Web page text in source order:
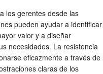
los gerentes desde las
pueden ayudar a identificar
valor y a diseñar
necesidades. La resistencia
eficazmente a través de
claras de los